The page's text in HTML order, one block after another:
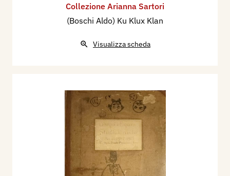
Collezione Arianna Sartori
(Boschi Aldo) Ku Klux Klan
Visualizza scheda